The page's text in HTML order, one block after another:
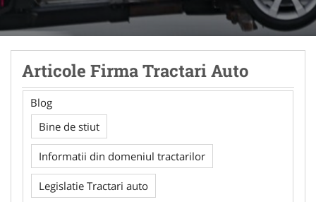
Articole Firma Tractari Auto
Blog
Bine de stiut
Informatii din domeniul tractarilor
Legislatie Tractari auto